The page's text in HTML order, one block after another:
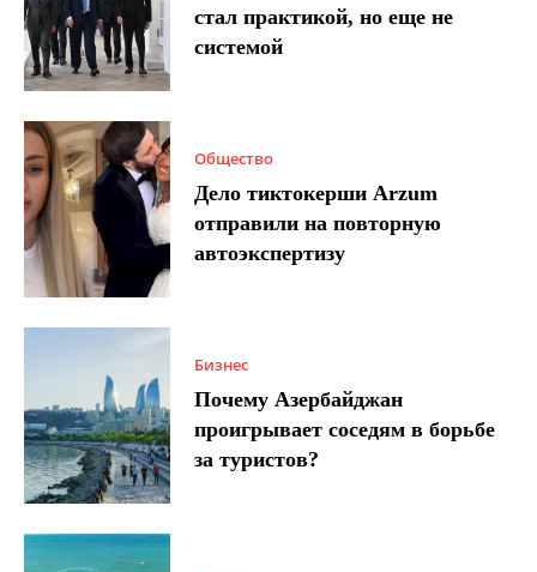
стал практикой, но еще не
системой
Общество
Дело тиктокерши Arzum
отправили на повторную
автоэкспертизу
Бизнес
Почему Азербайджан
проигрывает соседям в борьбе
за туристов?